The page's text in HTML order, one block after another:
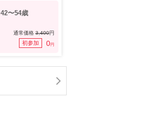
42〜54歳
通常価格 3,400円
初参加 0円